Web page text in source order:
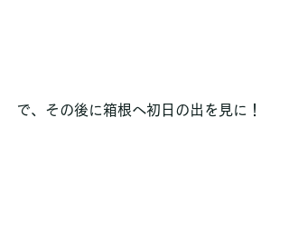
で、その後に箱根へ初日の出を見に！